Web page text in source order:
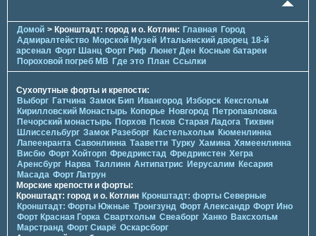
Домой > Кронштадт: город и о. Котлин: Главная Город
Адмиралтейство Морской Музей Итальянский дворец 18-й
арсенал Форт Шанц Форт Риф Люнет Ден Косные батареи
Пороховой погреб МВ Где это План Ссылки
Сухопутные форты и крепости:
Выборг Гатчина Замок Бип Ивангород Изборск Кексгольм
Кирилловский Монастырь Копорье Новгород Петропавловка
Печорcкий монастырь Порхов Псков Старая Ладога Тихвин
Шлиссельбург Замок Разеборг Кастельхольм Кюменлинна
Лапеенранта Савонлинна Тааветти Турку Хамина Хямеенлинна
Висбю Форт Хойторп Фредрикстад Фредрикстен Хегра
Аренсбург Нарва Таллинн Антипатрис Иерусалим Кесария
Масада Форт Латрун
Морские крепости и форты:
Кронштадт: город и о. Котлин Кронштадт: форты Северные
Кронштадт: Форты Южные Тронгзунд Форт Александр Форт Ино
Форт Красная Горка Свартхольм Свеаборг Ханко Ваксхольм
Марстранд Форт Сиарё Оскарсборг